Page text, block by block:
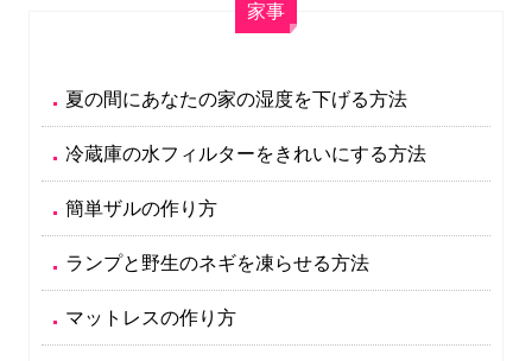
家事
夏の間にあなたの家の湿度を下げる方法
冷蔵庫の水フィルターをきれいにする方法
簡単ザルの作り方
ランプと野生のネギを凍らせる方法
マットレスの作り方